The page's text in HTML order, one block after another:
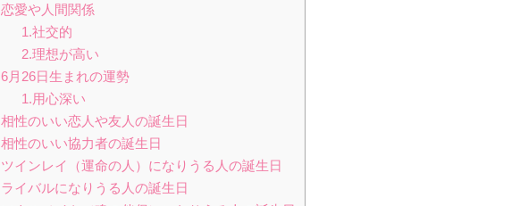
恋愛や人間関係
1.社交的
2.理想が高い
6月26日生まれの運勢
1.用心深い
相性のいい恋人や友人の誕生日
相性のいい協力者の誕生日
ツインレイ（運命の人）になりうる人の誕生日
ライバルになりうる人の誕生日